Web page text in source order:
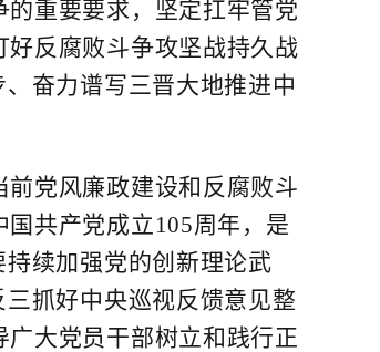
重要要求，坚定扛牢管党
反腐败斗争攻坚战持久战
奋力谱写三晋大地推进中
党风廉政建设和反腐败斗
共产党成立105周年，是
续加强党的创新理论武
抓好中央巡视反馈意见整
大党员干部树立和践行正